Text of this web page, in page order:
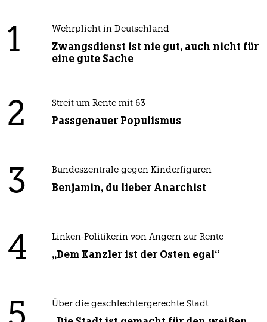
1 Wehrplicht in Deutschland
Zwangsdienst ist nie gut, auch nicht für
eine gute Sache
2 Streit um Rente mit 63
Passgenauer Populismus
3 Bundeszentrale gegen Kinderfiguren
Benjamin, du lieber Anarchist
4 Linken-Politikerin von Angern zur Rente
„Dem Kanzler ist der Osten egal“
Über die geschlechtergerechte Stadt